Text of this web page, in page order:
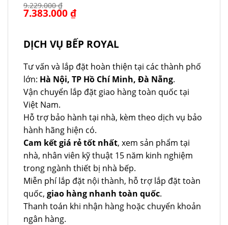
9.229.000₫
Giá
gốc
7.383.000₫Giá
hiện
7.383.000 ₫.
DỊCH VỤ BẾP ROYAL
Tư vấn và lắp đặt hoàn thiện tại các thành phố
lớn: Hà Nội, TP Hồ Chí Minh, Đà Nẵng.
Vận chuyển lắp đặt giao hàng toàn quốc tại
Việt Nam.
Hỗ trợ bảo hành tại nhà, kèm theo dịch vụ bảo
hành hãng hiện có.
Cam kết giá rẻ tốt nhất, xem sản phẩm tại
nhà, nhân viên kỹ thuật 15 năm kinh nghiệm
trong ngành thiết bị nhà bếp.
Miễn phí lắp đặt nội thành, hỗ trợ lắp đặt toàn
quốc, giao hàng nhanh toàn quốc.
Thanh toán khi nhận hàng hoặc chuyển khoản
ngân hàng.